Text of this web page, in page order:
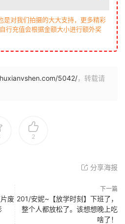
是对我们拍摄的大大支持，更多精彩
行充值会根据金额大小进行额外奖
5042/，转载请
2
分享海报
废
下一篇
201/安妮~【放学时刻】下班了，
整个人都放松了。该想想晚上吃
啥了！